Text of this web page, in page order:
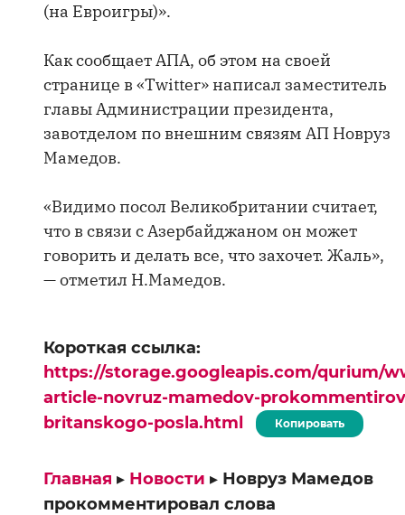
(на Евроигры)».
Как сообщает АПА, об этом на своей
странице в «Twitter» написал заместитель
главы Администрации президента,
завотделом по внешним связям АП Новруз
Мамедов.
«Видимо посол Великобритании считает,
что в связи с Азербайджаном он может
говорить и делать все, что захочет. Жаль»,
— отметил Н.Мамедов.
Короткая ссылка:
https://storage.googleapis.com/qurium/
article-novruz-mamedov-
britanskogo-posla.html
Копировать
Главная ▸ Новости ▸ Новруз Мамедов
прокомментировал слова